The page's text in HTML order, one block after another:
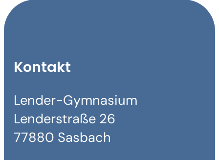
Kontakt
Lender-Gymnasium
Lenderstraße 26
77880 Sasbach